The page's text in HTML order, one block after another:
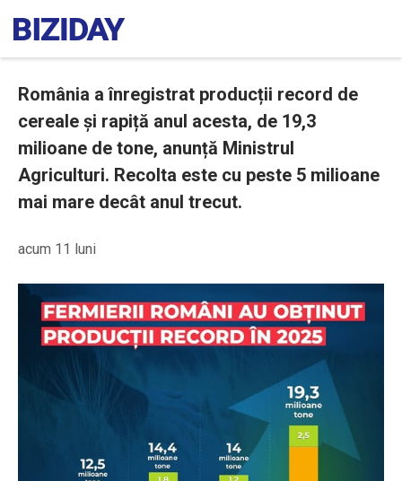
România a înregistrat producții record de
cereale și rapiță anul acesta, de 19,3
milioane de tone, anunță Ministrul
Agriculturi. Recolta este cu peste 5 milioane
mai mare decât anul trecut.
acum 11 luni